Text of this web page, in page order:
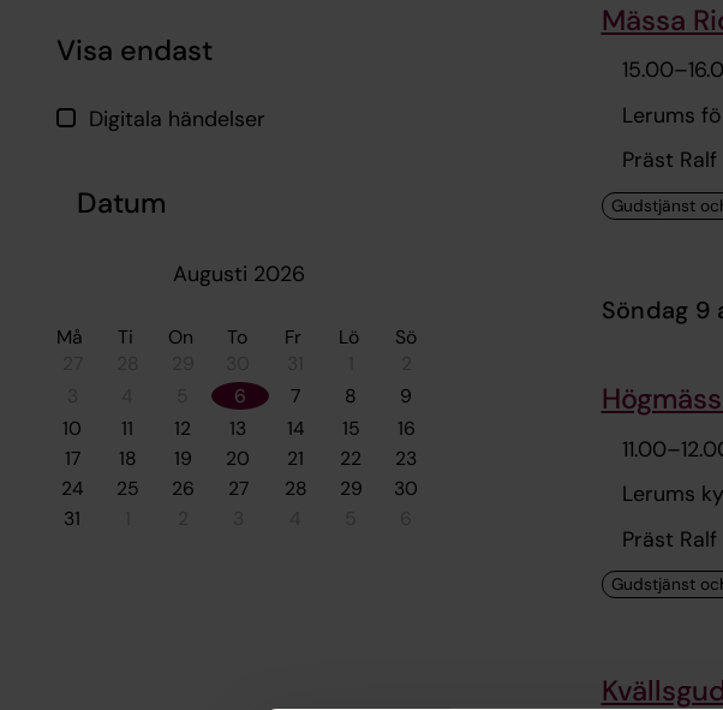
Visa endast
Digitala händelser
Datum
Augusti 2026
Må Ti On To Fr Lö
Sö
6 7 8
9
10
11 12 13 14 15
16
17
18 19 20 21 22
23
24
25 26 27 28 29
30
31
Mässa
15.00–
Lerums
Präst
söndag
11.00–
Lerums
Präst